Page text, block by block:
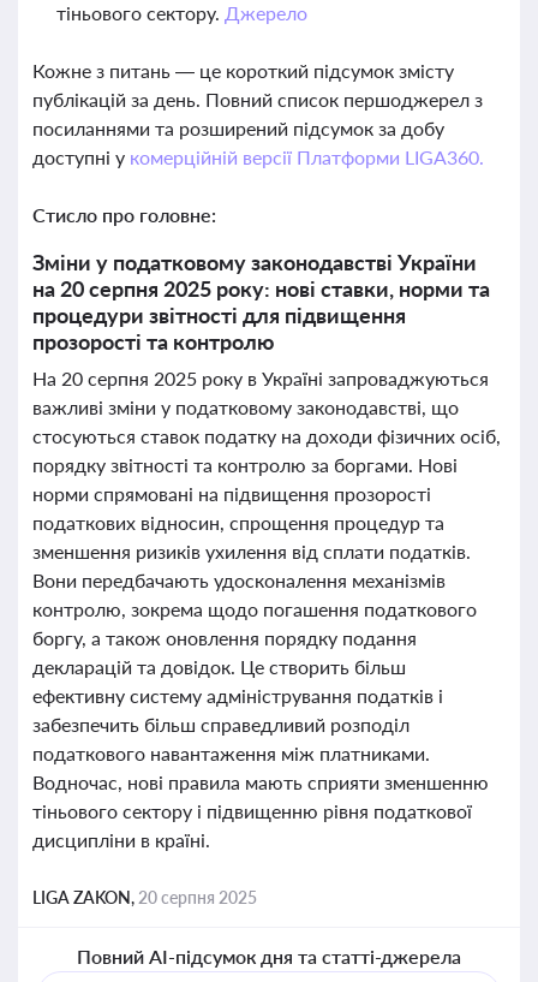
тіньового сектору. Джерело
Кожне з питань — це короткий підсумок змісту
публікацій за день. Повний список першоджерел з
посиланнями та розширений підсумок за добу
доступні у комерційній версії Платформи LIGA360.
Стисло про головне:
Зміни у податковому законодавстві України
на 20 серпня 2025 року: нові ставки, норми та
процедури звітності для підвищення
прозорості та контролю
На 20 серпня 2025 року в Україні запроваджуються
важливі зміни у податковому законодавстві, що
стосуються ставок податку на доходи фізичних осіб,
порядку звітності та контролю за боргами. Нові
норми спрямовані на підвищення прозорості
податкових відносин, спрощення процедур та
зменшення ризиків ухилення від сплати податків.
Вони передбачають удосконалення механізмів
контролю, зокрема щодо погашення податкового
боргу, а також оновлення порядку подання
декларацій та довідок. Це створить більш
ефективну систему адміністрування податків і
забезпечить більш справедливий розподіл
податкового навантаження між платниками.
Водночас, нові правила мають сприяти зменшенню
тіньового сектору і підвищенню рівня податкової
дисципліни в країні.
LIGA ZAKON, 20 серпня 2025
Повний AI-підсумок дня та статті-джерела